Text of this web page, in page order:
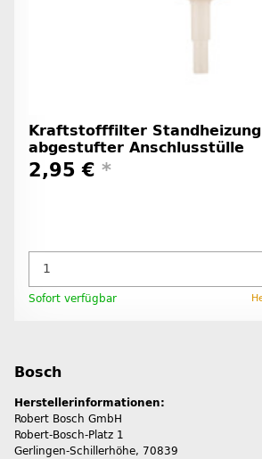
Kraftstofffilter
abgestufter Anschlusstülle
2,95 € *
Sofort verfügbar
Bosch
Herstellerinformationen:
Robert Bosch GmbH
Robert-Bosch-Platz 1
Gerlingen-Schillerhöhe, 70839